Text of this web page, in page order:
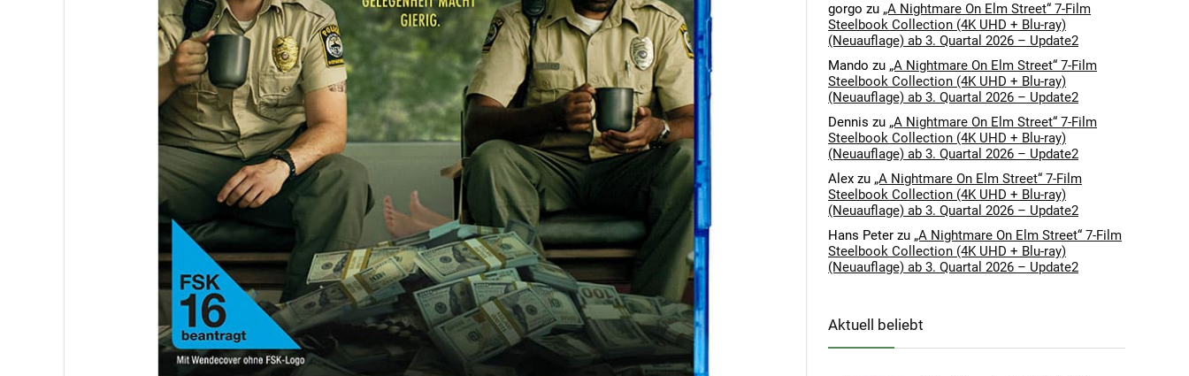
gorgo zu „A Nightmare On Elm Street“ 7-Film
Steelbook Collection (4K UHD + Blu-ray)
(Neuauflage) ab 3. Quartal 2026 – Update2
Mando zu „A Nightmare On Elm Street“ 7-Film
Steelbook Collection (4K UHD + Blu-ray)
(Neuauflage) ab 3. Quartal 2026 – Update2
Dennis zu „A Nightmare On Elm Street“ 7-Film
Steelbook Collection (4K UHD + Blu-ray)
(Neuauflage) ab 3. Quartal 2026 – Update2
Alex zu „A Nightmare On Elm Street“ 7-Film
Steelbook Collection (4K UHD + Blu-ray)
(Neuauflage) ab 3. Quartal 2026 – Update2
Hans Peter zu „A Nightmare On Elm Street“ 7-Film
Steelbook Collection (4K UHD + Blu-ray)
(Neuauflage) ab 3. Quartal 2026 – Update2
Aktuell beliebt